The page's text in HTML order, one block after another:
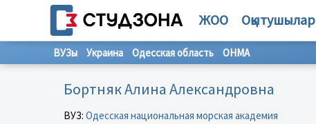
ЖОО Оқытушылар
ВУЗы Украина Одесская область ОНМА
Бортняк Алина Александровна
ВУЗ: Одесская национальная морская академия